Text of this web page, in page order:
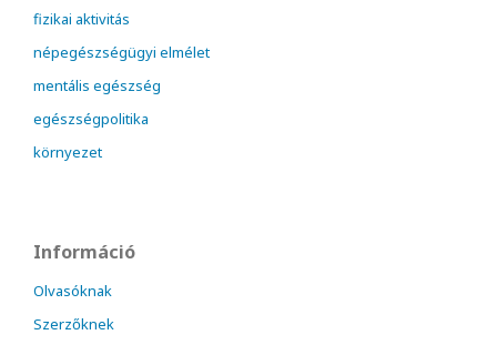
fizikai aktivitás
népegészségügyi elmélet
mentális egészség
egészségpolitika
környezet
Információ
Olvasóknak
Szerzőknek